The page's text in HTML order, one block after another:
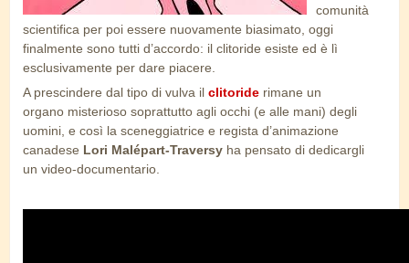
comunità
scientifica per poi essere nuovamente biasimato, oggi
finalmente sono tutti d’accordo: il clitoride esiste ed è lì
esclusivamente per dare piacere.
A prescindere dal tipo di vulva il clitoride rimane un
organo misterioso soprattutto agli occhi (e alle mani) degli
uomini, e così la sceneggiatrice e regista d’animazione
canadese Lori Malépart-Traversy ha pensato di dedicargli
un video-documentario.